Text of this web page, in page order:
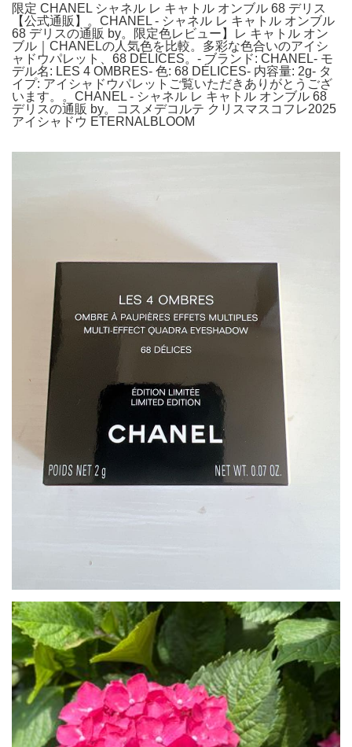
限定 CHANEL シャネル レ キャトル オンブル 68 デリス
【公式通販】。CHANEL - シャネル レ キャトル オンブル
68 デリスの通販 by。限定色レビュー】レ キャトル オン
ブル｜CHANELの人気色を比較。多彩な色合いのアイシ
ャドウパレット、68 DÉLICES。- ブランド: CHANEL- モ
デル名: LES 4 OMBRES- 色: 68 DÉLICES- 内容量: 2g- タ
イプ: アイシャドウパレットご覧いただきありがとうござ
います。。CHANEL - シャネル レ キャトル オンブル 68
デリスの通販 by。コスメデコルテ クリスマスコフレ2025
アイシャドウ ETERNALBLOOM